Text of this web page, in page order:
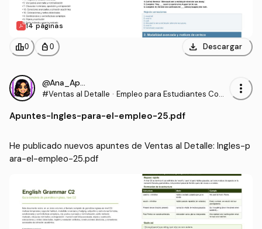
14 páginas
leaderboard0 personal_bag 0 download Descargar
@Ana_Apuntes
#Ventas al Detalle · Empleo para Estudiantes Com
more_vert
Apuntes-Ingles-para-el-empleo-25.pdf
He publicado nuevos apuntes de Ventas al Detalle: Ingles-p
ara-el-empleo-25.pdf